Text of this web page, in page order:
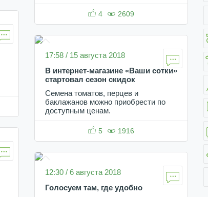
4 2609
17:58 / 15 августа 2018
В интернет-магазине «Ваши сотки»
стартовал сезон скидок
Семена томатов, перцев и
баклажанов можно приобрести по
доступным ценам.
5 1916
12:30 / 6 августа 2018
Голосуем там, где удобно